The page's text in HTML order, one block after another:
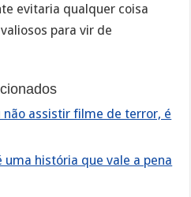
evitaria qualquer coisa
para vir de
não assistir filme de terror, é
uma história que vale a pena